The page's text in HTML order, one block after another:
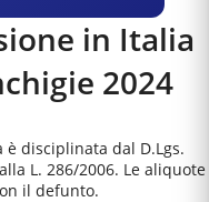
in Italia
2024
disciplinata dal D.Lgs.
L. 286/2006. Le aliquote
il defunto.